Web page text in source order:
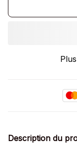
Description du